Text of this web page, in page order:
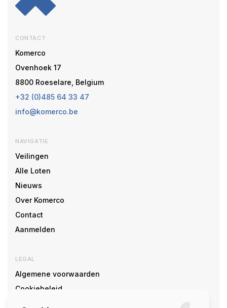
CONTACT
Komerco
Ovenhoek 17
8800 Roeselare, Belgium
+32 (0)485 64 33 47
info@komerco.be
NAVIGATIE
Veilingen
Alle Loten
Nieuws
Over Komerco
Contact
Aanmelden
LEGAL
Algemene voorwaarden
Cookiebeleid